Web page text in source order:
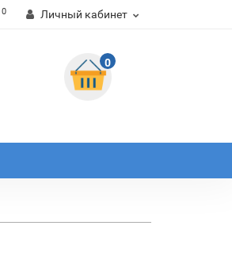
0 Личный кабинет
0